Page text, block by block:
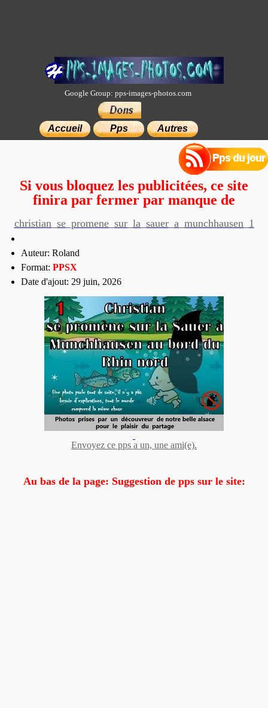
Accueil Pps Autres
Google Group: pps-images-photos.com
×
Si vous bloquez les publicitées, ce site
finira par fermer par manque de
christian_se_promene_sur_la_sauer_a_munchhausen_1
Auteur: Roland
Format: PPSX
Date d'ajout: 29 juin, 2026
Envoyez ce pps a un, une ami(e).
Au bas de la page: Suggestion de pps sur le site: